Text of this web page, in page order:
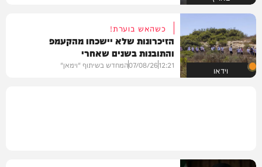
וידאו
כשהאש בוערת!
הזיכרונות שלא יישכחו מהקעמפ
והתובנות בשנים שאחרי
12:21
07/08/26המחדש בשיתוף "וימאן"